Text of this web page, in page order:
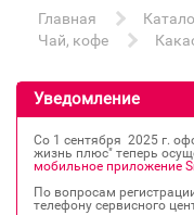
Главная
Чай, кофе
Уведомление
Со 1 сентября 2025 г.
жизнь плюс" теперь
мобильное приложение
По вопросам
телефону сервисного